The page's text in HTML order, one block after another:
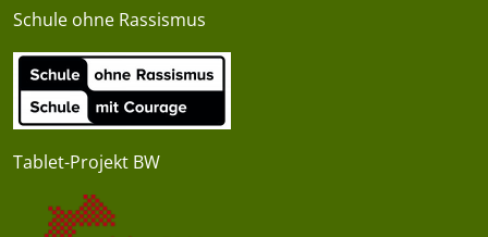
Schule ohne Rassismus
Tablet-Projekt BW